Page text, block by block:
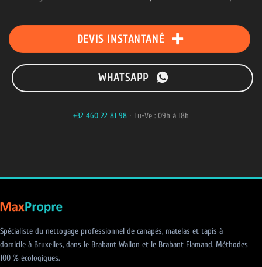
DEVIS INSTANTANÉ
WHATSAPP
+32 460 22 81 98 · Lu-Ve : 09h à 18h
Spécialiste du nettoyage professionnel de canapés, matelas et tapis à
domicile à Bruxelles, dans le Brabant Wallon et le Brabant Flamand. Méthodes
100 % écologiques.